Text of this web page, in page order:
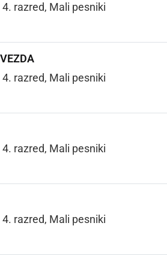
razred, Mali pesniki
razred, Mali pesniki
razred, Mali pesniki
razred, Mali pesniki